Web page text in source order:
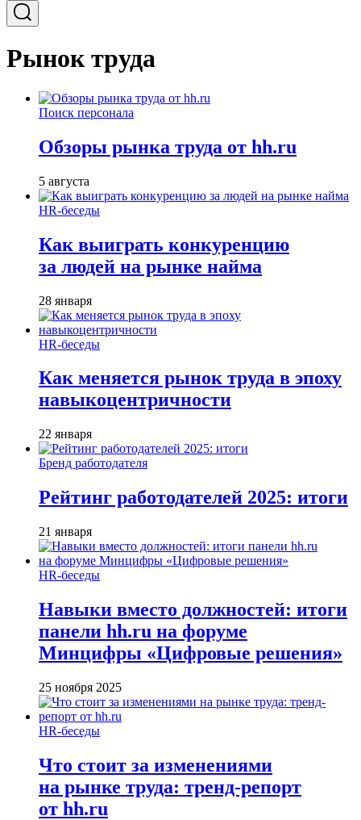
Рынок труда
Поиск персонала
Обзоры рынка труда от hh.ru
5 августа
HR-беседы
Как выиграть конкуренцию
за людей на рынке найма
28 января
HR-беседы
Как меняется рынок труда в эпоху
навыкоцентричности
22 января
Бренд работодателя
Рейтинг работодателей 2025: итоги
21 января
HR-беседы
Навыки вместо должностей: итоги
панели hh.ru на форуме
Минцифры «Цифровые решения»
25 ноября 2025
HR-беседы
Что стоит за изменениями
на рынке труда: тренд-репорт
от hh.ru